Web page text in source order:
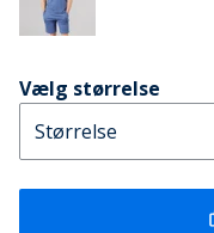
Vælg størrelse